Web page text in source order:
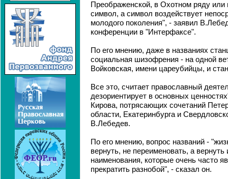
Преображенской, в Охотном ряду или
символ, а символ воздействует
молодого поколения", - заявил
конференции в "Интерфаксе".
По его мнению, даже в названиях
социальная шизофрения - на одной
Войковская, имени цареубийцы, и
Все это, считает православный
дезориентирует в основных
Кирова, потрясающих сочетаний
области, Екатеринбурга и
В.Лебедев.
По его мнению, вопрос названий -
вернуть, не переименовать, а вернуть
наименования, которые очень часто
прекратить разнобой", - сказал он.